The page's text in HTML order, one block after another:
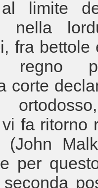
limite
nella
fra bettole
regno
corte
fa ritorno
per